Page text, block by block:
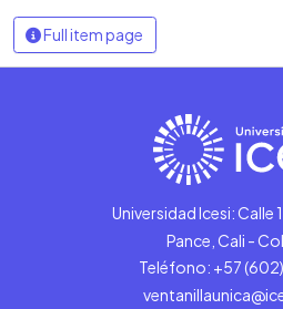
Full item page
Universidad Icesi: Calle
Pance, Cali -
Teléfono: +57